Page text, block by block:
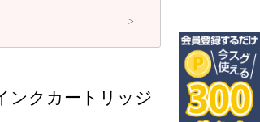
ンクカートリッジ